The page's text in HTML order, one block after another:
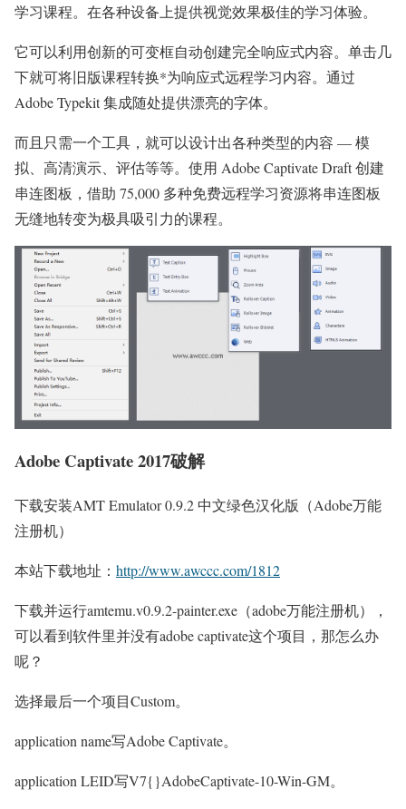
学习课程。在各种设备上提供视觉效果极佳的学习体验。
它可以利用创新的可变框自动创建完全响应式内容。单击几
下就可将旧版课程转换*为响应式远程学习内容。通过
Adobe Typekit 集成随处提供漂亮的字体。
而且只需一个工具，就可以设计出各种类型的内容 — 模
拟、高清演示、评估等等。使用 Adobe Captivate Draft 创建
串连图板，借助 75,000 多种免费远程学习资源将串连图板
无缝地转变为极具吸引力的课程。
Adobe Captivate 2017破解
下载安装AMT Emulator 0.9.2 中文绿色汉化版（Adobe万能
注册机）
本站下载地址： http://www.awccc.com/1812
下载并运行amtemu.v0.9.2-painter.exe（adobe万能注册机），
可以看到软件里并没有adobe captivate这个项目，那怎么办
呢？
选择最后一个项目Custom。
application name写Adobe Captivate。
application LEID写V7{}AdobeCaptivate-10-Win-GM。